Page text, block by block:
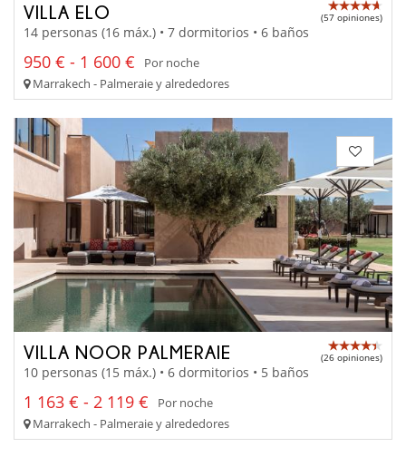
VILLA ELO (57 opiniones)
14 personas (16 máx.) • 7 dormitorios • 6 baños
950 € - 1 600 €
Por noche
Marrakech - Palmeraie y alrededores
VILLA NOOR PALMERAIE (26 opiniones)
10 personas (15 máx.) • 6 dormitorios • 5 baños
1 163 € - 2 119 €
Por noche
Marrakech - Palmeraie y alrededores